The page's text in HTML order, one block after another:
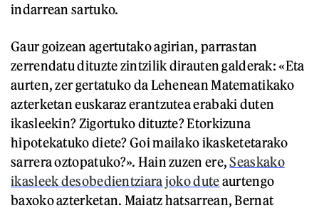
indarrean sartuko.
Gaur goizean agertutako agirian, parrastan
zerrendatu dituzte zintzilik dirauten galderak: «Eta
aurten, zer gertatuko da Lehenean Matematikako
azterketan euskaraz erantzutea erabaki duten
ikasleekin? Zigortuko dituzte? Etorkizuna
hipotekatuko diete? Goi mailako ikasketetarako
sarrera oztopatuko?». Hain zuzen ere,Seaskako
ikasleek desobedientziara joko duteaurtengo
baxoko azterketan. Maiatz hatsarrean, Bernat